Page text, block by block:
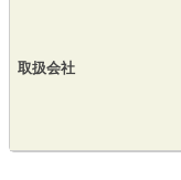
取扱会社